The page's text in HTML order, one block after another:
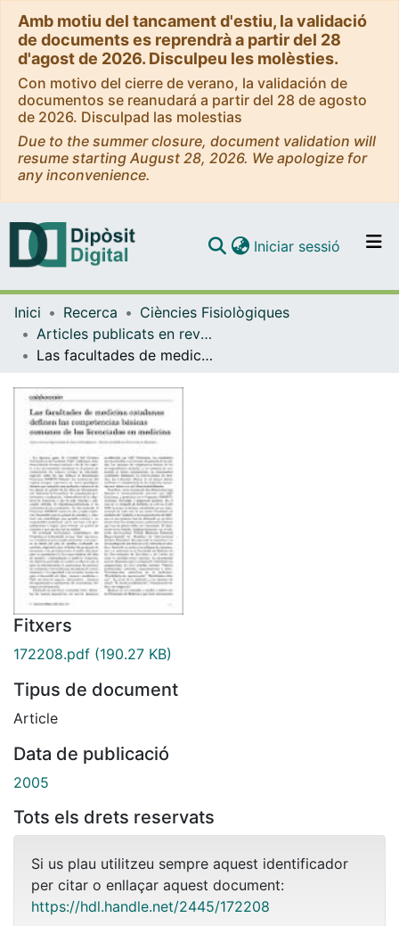
Amb motiu del tancament d'estiu, la validació
de documents es reprendrà a partir del 28
d'agost de 2026. Disculpeu les molèsties.
Con motivo del cierre de verano, la validación de
documentos se reanudará a partir del 28 de agosto
de 2026. Disculpad las molestias
Due to the summer closure, document validation will
resume starting August 28, 2026. We apologize for
any inconvenience.
Navega per tot el DD
Com publicar
Iniciar sessió (current)
Inici Recerca
Ciències Fisiològiques
Articles publicats en revistes (Ciències Fisiològiques)
Las facultades de medicina catalanas definen las competencias básicas comunes de los licenciados en medicina
Fitxers
172208.pdf (190.27 KB)
Tipus de document
Article
Data de publicació
2005
Tots els drets reservats
Si us plau utilitzeu sempre aquest identificador
per citar o enllaçar aquest document:
https://hdl.handle.net/2445/172208